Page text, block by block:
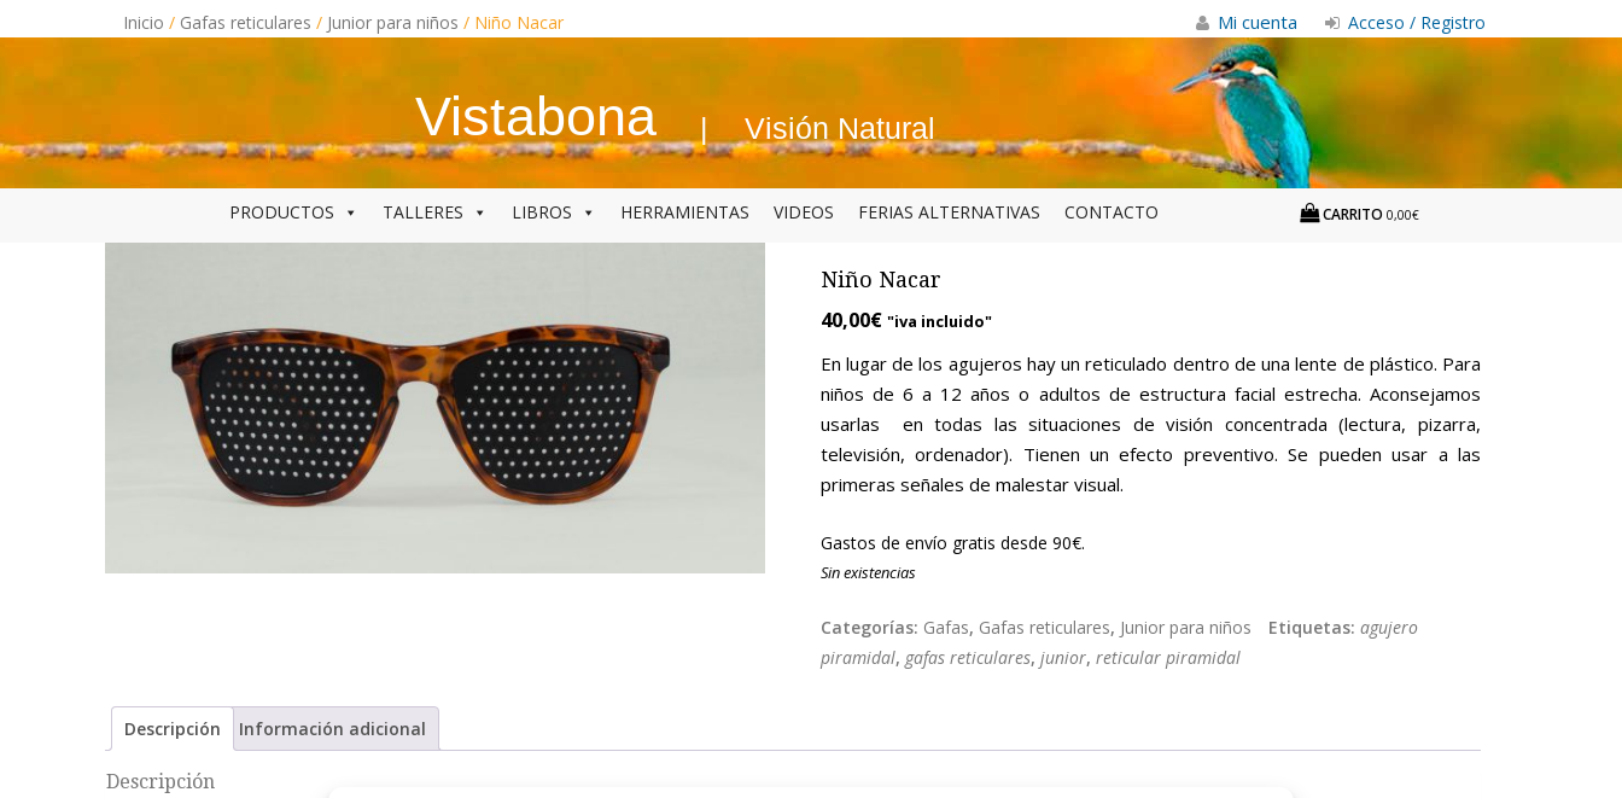
Inicio / Gafas reticulares / Junior para niños / Niño Nacar Mi cuenta Acceso / Registro
Vistabona Visión Natural
PRODUCTOS TALLERES LIBROS HERRAMIENTAS VIDEOS FERIAS ALTERNATIVAS CONTACTO CARRITO 0,00€
Niño Nacar
40,00€ "iva incluido"
En lugar de los agujeros hay un reticulado dentro de una lente de plástico. Para
niños de 6 a 12 años o adultos de estructura facial estrecha. Aconsejamos
usarlas en todas las situaciones de visión concentrada (lectura, pizarra,
televisión, ordenador). Tienen un efecto preventivo. Se pueden usar a las
primeras señales de malestar visual.
Gastos de envío gratis desde 90€.
Sin existencias
Categorías: Gafas, Gafas reticulares, Junior para niños Etiquetas: agujero
piramidal, gafas reticulares, junior, reticular piramidal
Descripción Información adicional
Descripción